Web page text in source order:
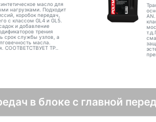
масло для
нагрузками. Подходит
коробок передач,
с классом GL4 и GL5.
и добавление
трения
срок службы узлов, а
масла.
СООТВЕТСТВУЕТ ТР..
в блоке с главной